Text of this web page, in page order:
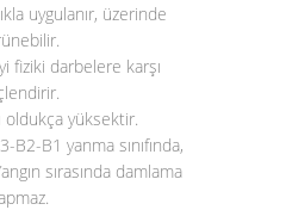
uygulanır, üzerinde
fiziki darbelere karşı
oldukça yüksektir.
B2-B1 yanma sınıfında,
sırasında damlama